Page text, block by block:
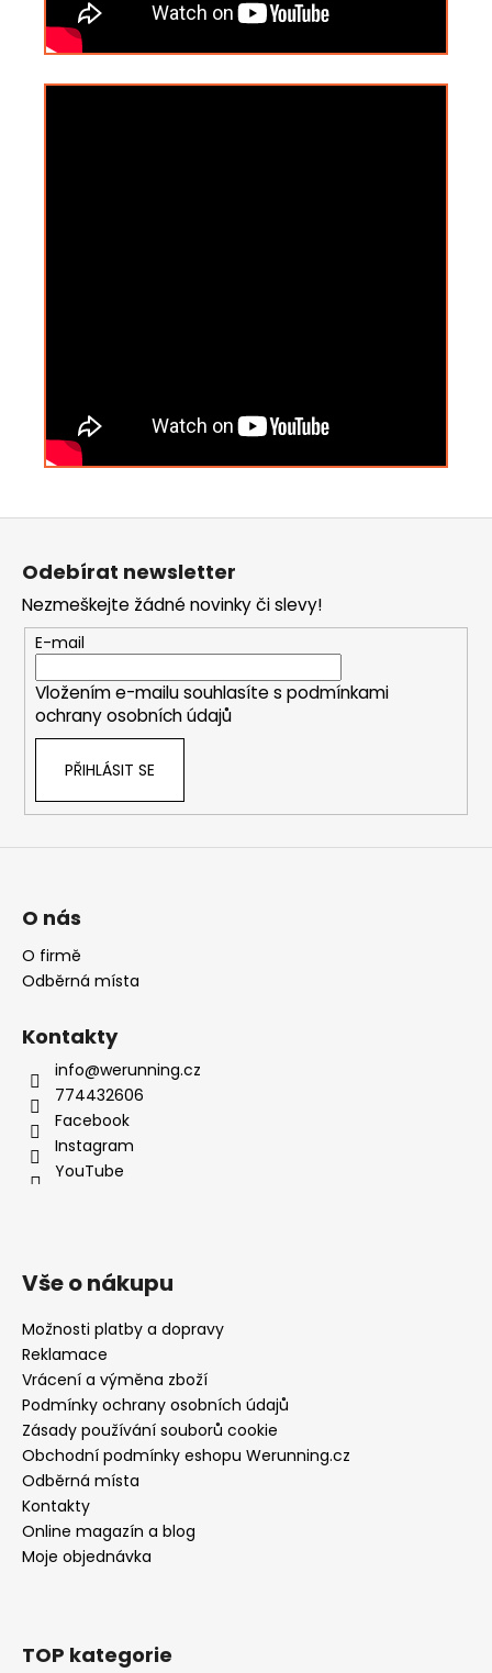
Z
Odebírat newsletter
Nezmeškejte žádné novinky či slevy!
E-mail
Vložením e-mailu souhlasíte s podmínkami
ochrany osobních údajů
PŘIHLÁSIT SE
O nás
O firmě
Odběrná místa
Kontakty
info@werunning.cz
774432606
Facebook
Instagram
YouTube
Vše o nákupu
Možnosti platby a dopravy
Reklamace
Vrácení a výměna zboží
Podmínky ochrany osobních údajů
Zásady používání souborů cookie
Obchodní podmínky eshopu Werunning.cz
Odběrná místa
Kontakty
Online magazín a blog
Moje objednávka
TOP kategorie